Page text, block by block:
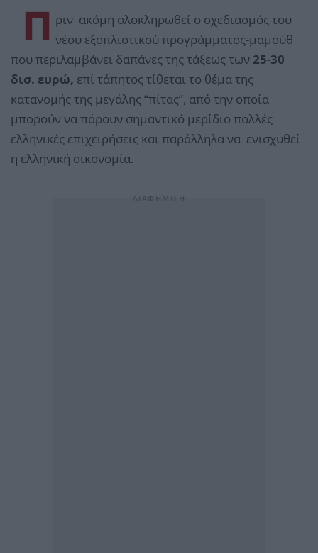
Π
ριν ακόμη ολοκληρωθεί ο σχεδιασμός του
νέου εξοπλιστικού προγράμματος-μαμούθ
που περιλαμβάνει δαπάνες της τάξεως των 25-30
δισ. ευρώ, επί τάπητος τίθεται το θέμα της
κατανομής της μεγάλης “πίτας”, από την οποία
μπορούν να πάρουν σημαντικό μερίδιο πολλές
ελληνικές επιχειρήσεις και παράλληλα να ενισχυθεί
η ελληνική οικονομία.